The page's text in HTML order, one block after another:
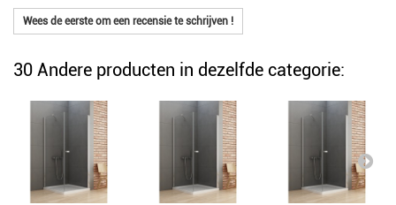
Wees de eerste om een recensie te schrijven !
30 Andere producten in dezelfde categorie: